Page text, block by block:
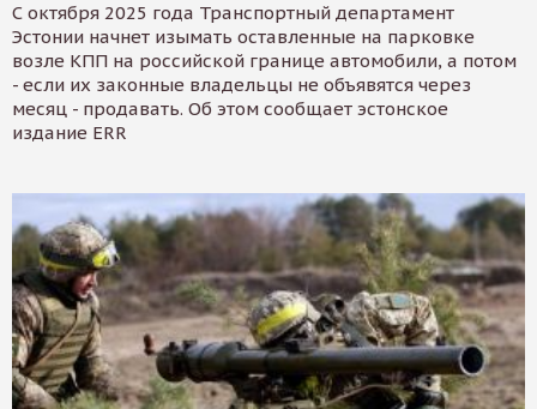
С октября 2025 года Транспортный департамент
Эстонии начнет изымать оставленные на парковке
возле КПП на российской границе автомобили, а потом
- если их законные владельцы не объявятся через
месяц - продавать. Об этом сообщает эстонское
издание ERR